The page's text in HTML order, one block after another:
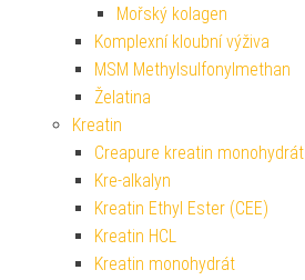
Mořský kolagen
Komplexní kloubní výživa
MSM Methylsulfonylmethan
Želatina
Kreatin
Creapure kreatin monohydrát
Kre-alkalyn
Kreatin Ethyl Ester (CEE)
Kreatin HCL
Kreatin monohydrát